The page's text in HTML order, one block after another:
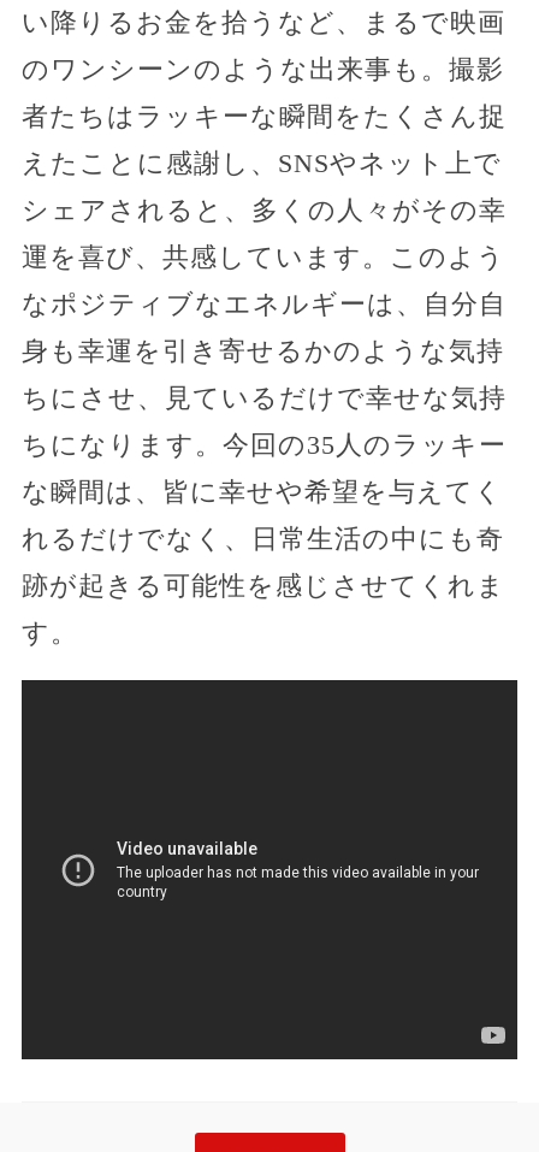
い降りるお金を拾うなど、まるで映画
のワンシーンのような出来事も。撮影
者たちはラッキーな瞬間をたくさん捉
えたことに感謝し、SNSやネット上で
シェアされると、多くの人々がその幸
運を喜び、共感しています。このよう
なポジティブなエネルギーは、自分自
身も幸運を引き寄せるかのような気持
ちにさせ、見ているだけで幸せな気持
ちになります。今回の35人のラッキー
な瞬間は、皆に幸せや希望を与えてく
れるだけでなく、日常生活の中にも奇
跡が起きる可能性を感じさせてくれま
す。